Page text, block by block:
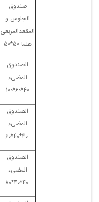
صندوق
الجلوس و
المقعدالمربعی
هلما 50*50
الصندوق
المضیء
40*60*100
الصندوق
المضیء
الصندوق
المضیء
40*40*80